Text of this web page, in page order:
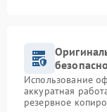
Использование
аккуратная
резервное